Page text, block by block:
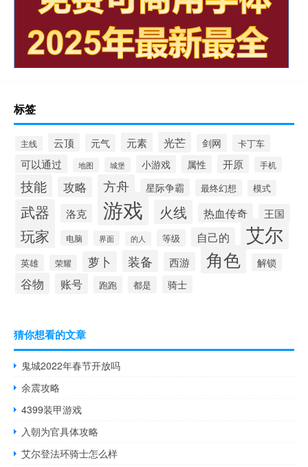
标签
主线 云顶 元气 元素 光芒 剑网 卡丁车
可以通过 地图 城堡 小游戏 属性 开原 手机
技能 攻略 方舟 星际争霸 最终幻想 模式
武器 洛克 游戏 火线 热血传奇 王国
玩家 电脑 界面 的人 等级 自己的 艾尔
英雄 荣耀 萝卜 装备 西游 角色 解锁
谷物 账号 跑跑 都是 骑士
猜你想看的文章
鬼城2022年春节开放吗
余震攻略
4399装甲游戏
入朝为官具体攻略
艾尔登法环骑士怎么样